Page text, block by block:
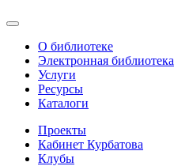
О библиотеке
Электронная библиотека
Услуги
Ресурсы
Каталоги
Проекты
Кабинет Курбатова
Клубы